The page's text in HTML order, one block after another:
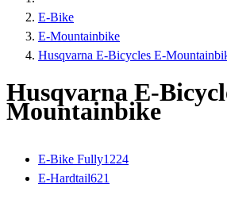
E-Bike
E-Mountainbike
Husqvarna E-Bicycles E-
Husqvarna E-
Mountainbike
E-Bike Fully1224
E-Hardtail621